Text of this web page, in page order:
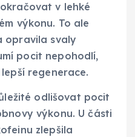
v lehké
výkonu. To ale
opravila svaly
pocit nepohodlí,
regenerace.
odlišovat pocit
výkonu. U části
zlepšila